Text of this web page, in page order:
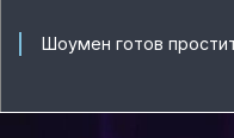
Шоумен готов